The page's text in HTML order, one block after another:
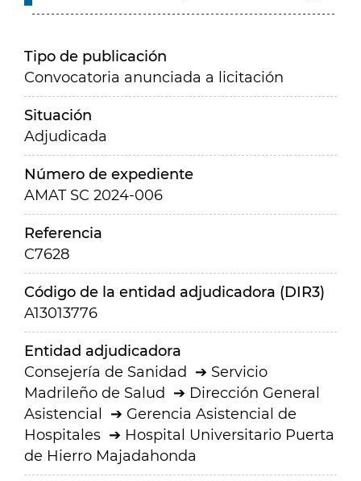
Tipo de publicación
Convocatoria anunciada a licitación
Situación
Adjudicada
Número de expediente
AMAT SC 2024-006
Referencia
C7628
Código de la entidad adjudicadora (DIR3)
A13013776
Entidad adjudicadora
Consejería de Sanidad
Servicio
Madrileño de Salud
Dirección General
Asistencial
Gerencia Asistencial de
Hospitales
Hospital Universitario Puerta
de Hierro Majadahonda